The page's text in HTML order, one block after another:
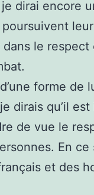
dirai encore
poursuivent
le respect
forme de
dirais qu’il
de vue le
En ce
et des